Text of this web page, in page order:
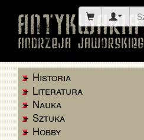
Historia
Literatura
Nauka
Sztuka
Hobby